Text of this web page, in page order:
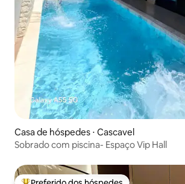
Casa de hóspedes ⋅ Cascavel
Sobrado com piscina- Espaço Vip Hall